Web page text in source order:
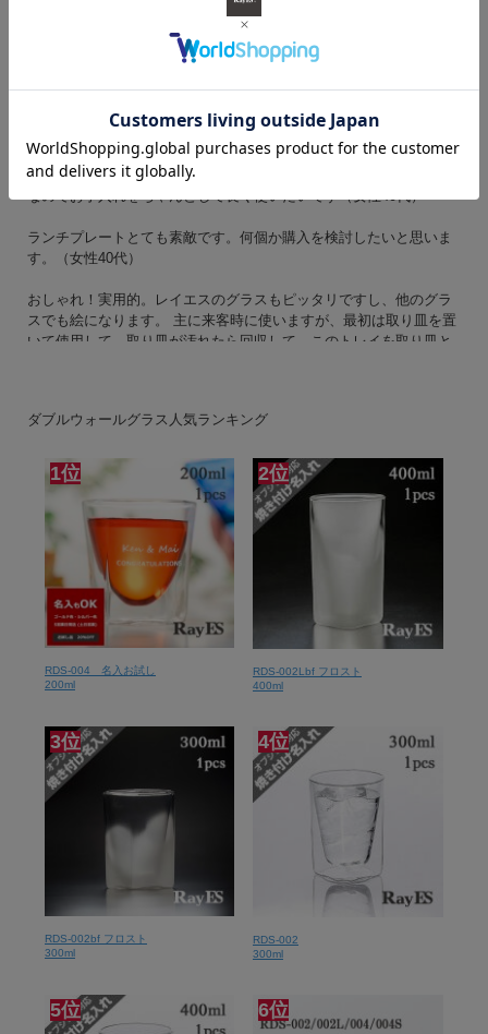
※電子レンジ、食器洗い乾燥機ではご使用できません。
■お客様の声
ランチプレートが欲しくて探し回った結果こちらの商品を見つけま
した コップを置く溝が四角い所が珍しく、とても気に入っています
（ついコップもセットで購入してしまいました） しっかりした作り
ランチプレートとても素敵です。何個か購入を検討したいと思いま
す。（女性40代）
おしゃれ！実用的。レイエスのグラスもピッタリですし、他のグラ
スでも絵になります。 主に来客時に使いますが、最初は取り皿を置
いて使用して、取り皿が汚れたら回収して、このトレイを取り皿と
ひとつずつ木目が違ってとても素敵です 一緒に購入した200のグラ
（女性40代）
ダブルウォールグラス人気ランキング
1位
RDS-004 名入お試し
200ml
2位
RDS-002Lbf フロスト
400ml
3位
RDS-002bf フロスト
300ml
4位
RDS-002
300ml
5位 6位